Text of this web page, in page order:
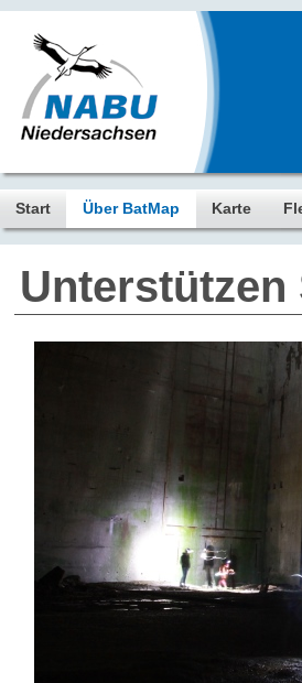
Start Über BatMap Karte
Unterstützen